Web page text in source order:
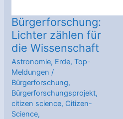
Bürgerforschung:
Lichter zählen für
die Wissenschaft
Astronomie, Erde,Top-
Meldungen /
Bürgerforschung,
Bürgerforschungsprojekt,
citizen science, Citizen-
Science,